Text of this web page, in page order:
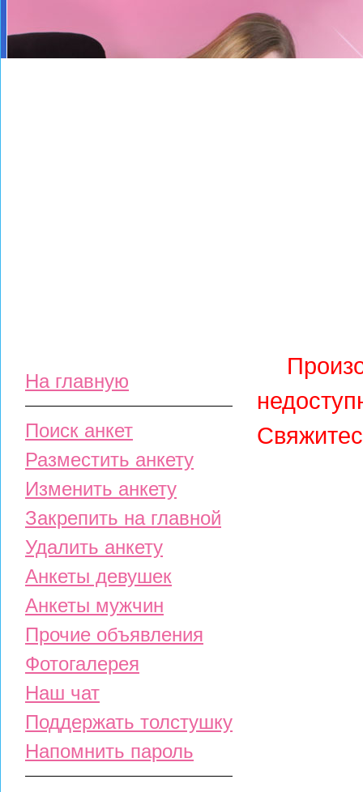
На главную
Поиск анкет
Разместить анкету
Изменить анкету
Закрепить на главной
Удалить анкету
Анкеты девушек
Анкеты мужчин
Прочие объявления
Фотогалерея
Наш чат
Поддержать толстушку
Напомнить пароль